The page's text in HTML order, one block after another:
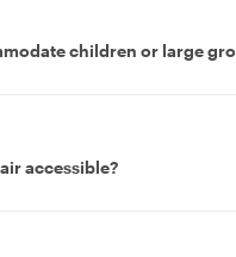
children or large
accessible?